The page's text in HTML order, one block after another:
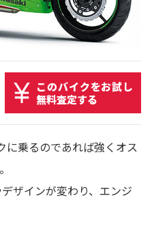
このバイクをお試し
無料査定する
に乗るのであれば強くオス
ザインが変わり、エンジ